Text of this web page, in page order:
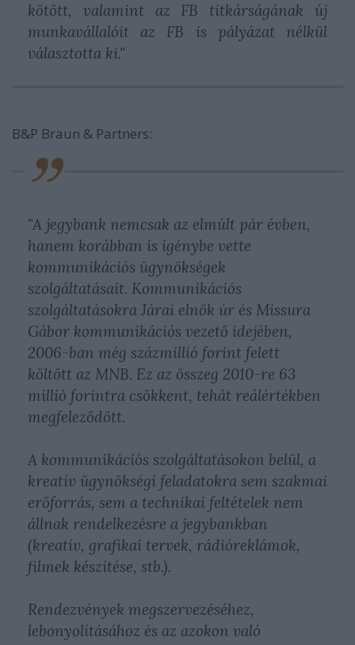
kötött, valamint az FB titkárságának új
munkavállalóit az FB is pályázat nélkül
választotta ki."
B&P Braun & Partners:
"A jegybank nemcsak az elmúlt pár évben,
hanem korábban is igénybe vette
kommunikációs ügynökségek
szolgáltatásait. Kommunikációs
szolgáltatásokra Járai elnök úr és Missura
Gábor kommunikációs vezető idejében,
2006-ban még százmillió forint felett
költött az MNB. Ez az összeg 2010-re 63
millió forintra csökkent, tehát reálértékben
megfeleződött.
A kommunikációs szolgáltatásokon belül, a
kreatív ügynökségi feladatokra sem szakmai
erőforrás, sem a technikai feltételek nem
állnak rendelkezésre a jegybankban
(kreatív, grafikai tervek, rádióreklámok,
filmek készítése, stb.).
Rendezvények megszervezéséhez,
lebonyolításához és az azokon való